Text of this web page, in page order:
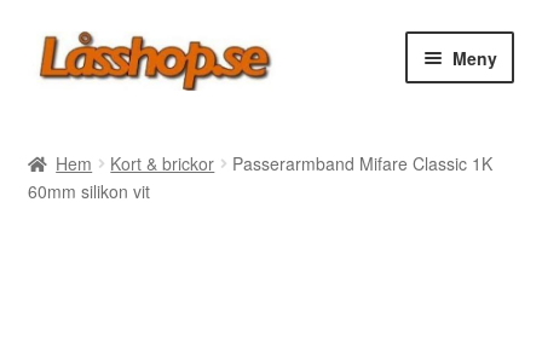
Hoppa
till
Hoppa
till
Meny
Rea
Hem Kort & brickor
Passerarmband Mifare Classic 1K
60mm silikon vit